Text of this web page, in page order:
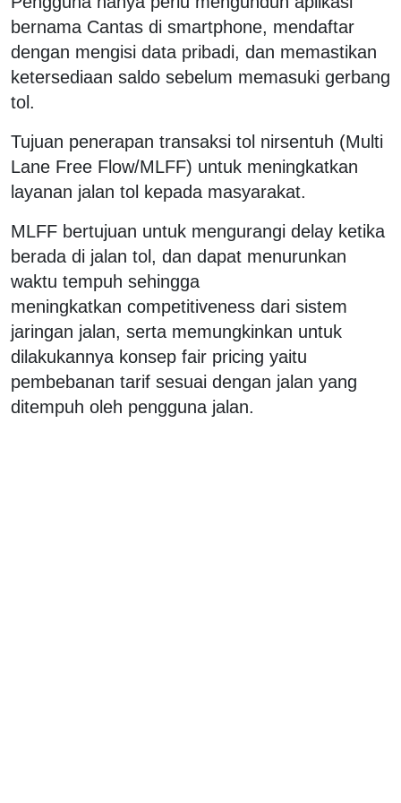
bernama Cantas di smartphone, mendaftar
dengan mengisi data pribadi, dan memastikan
ketersediaan saldo sebelum memasuki gerbang
tol.
Tujuan penerapan transaksi tol nirsentuh (Multi
Lane Free Flow/MLFF) untuk meningkatkan
layanan jalan tol kepada masyarakat.
MLFF bertujuan untuk mengurangi delay ketika
berada di jalan tol, dan dapat menurunkan
waktu tempuh sehingga
meningkatkan competitiveness dari sistem
jaringan jalan, serta memungkinkan untuk
dilakukannya konsep fair pricing yaitu
pembebanan tarif sesuai dengan jalan yang
ditempuh oleh pengguna jalan.